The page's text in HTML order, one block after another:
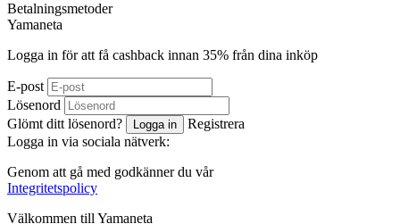
Betalningsmetoder
Yamaneta
Logga in för att få cashback innan 35% från dina inköp
E-post
Lösenord
Glömt ditt lösenord?
Logga in
Registrera
Logga in via sociala nätverk:
Genom att gå med godkänner du vår
Integritetspolicy
Välkommen till Yamaneta